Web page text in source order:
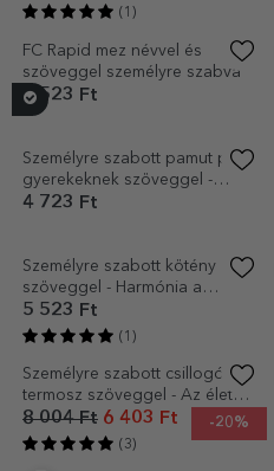
11 126 Ft